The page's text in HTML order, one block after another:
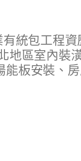
統包工程
地區室內裝
板安裝、